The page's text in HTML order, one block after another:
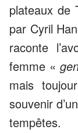
plateaux de
par Cyril
raconte
femme «
mais
souvenir
tempêtes.